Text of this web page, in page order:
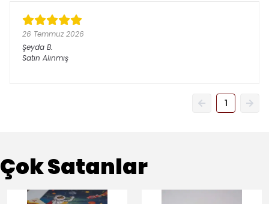
26 Temmuz 2026
Şeyda B.
Satın Alınmış
1
Çok Satanlar